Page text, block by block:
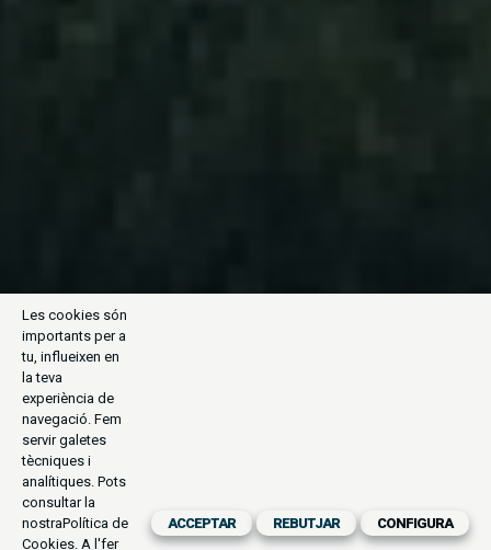
Les cookies són
importants per a
tu, influeixen en
la teva
experiència de
navegació. Fem
servir galetes
tècniques i
analítiques. Pots
consultar la
nostraPolítica de
Cookies. A l'fer
ACCEPTAR REBUTJAR CONFIGURA